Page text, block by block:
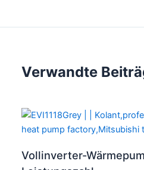
Verwandte
Vollinverter-